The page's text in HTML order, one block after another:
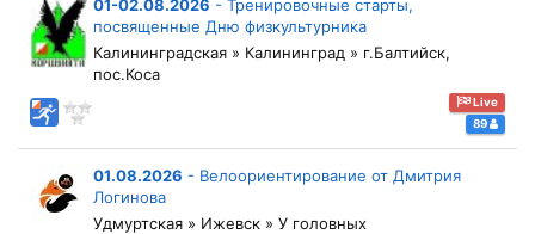
01-02.08.2026 - Тренировочные старты,
посвященные Дню физкультурника
Калининградская » Калининград » г.Балтийск,
пос.Коса
Live
89
01.08.2026 - Велоориентирование от Дмитрия
Логинова
Удмуртская » Ижевск » У головных